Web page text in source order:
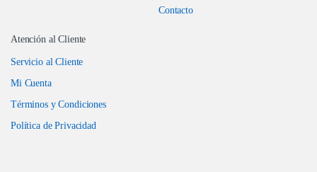
Contacto
Atención al Cliente
Servicio al Cliente
Mi Cuenta
Términos y Condiciones
Política de Privacidad